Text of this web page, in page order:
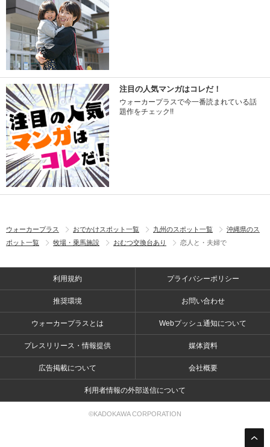
注目の人気マンガはコレだ！
ウォーカープラスで今一番読まれている話
題作をチェック!!
ウォーカープラス おでかけスポット一覧 九州のスポット一覧
沖縄県のス
ポット一覧
牧場・乗馬施設 おむつ交換台あり 恋人と・夫婦で
利用規約 プライバシーポリシー
推奨環境 お問い合わせ
ウォーカープラスとは Webプッシュ通知について
プレスリリース・情報提供 媒体資料
広告掲載について 会社概要
利用者情報の外部送信について
©KADOKAWA CORPORATION